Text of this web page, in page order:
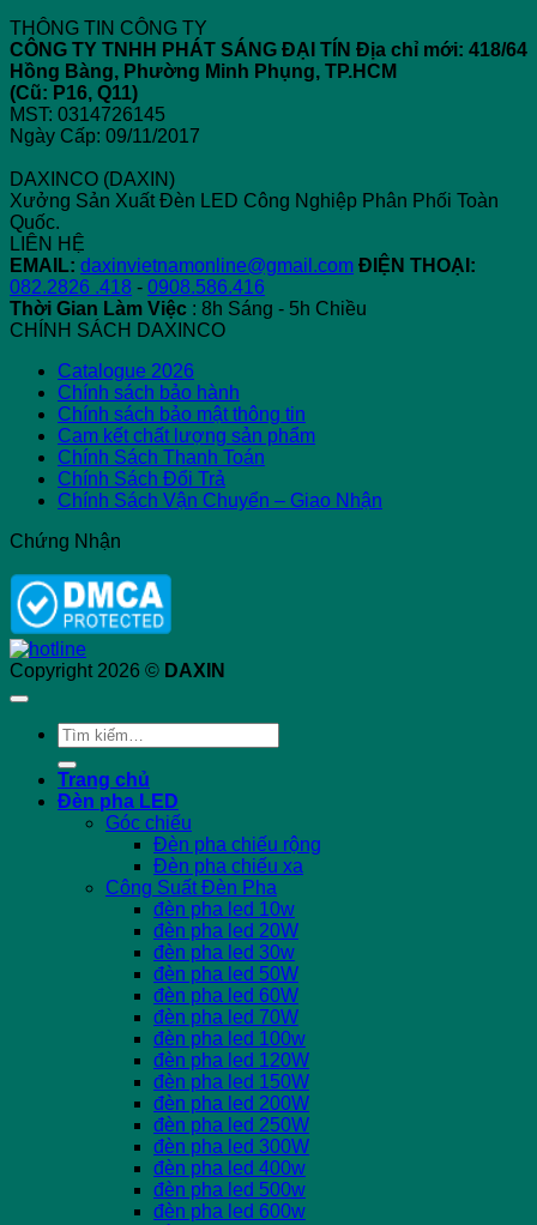
Chiếu
Sáng
Điện
Sử
Dụng
Pickleball
và
Triển
THÔNG TIN CÔNG TY
CÔNG TY TNHH PHÁT SÁNG ĐẠI TÍN Địa chỉ mới: 418/64
Hồng Bàng, Phường Minh Phụng, TP.HCM
(Cũ: P16, Q11)
MST: 0314726145
Ngày Cấp: 09/11/2017
DAXINCO (DAXIN)
Xưởng Sản Xuất Đèn LED Công Nghiệp Phân Phối Toàn
Quốc.
LIÊN HỆ
EMAIL: daxinvietnamonline@gmail.com ĐIỆN THOẠI:
082.2826 .418 - 0908.586.416
Thời Gian Làm Việc : 8h Sáng - 5h Chiều
CHÍNH SÁCH DAXINCO
Catalogue 2026
Chính sách bảo hành
Chính sách bảo mật thông tin
Cam kết chất lượng sản phẩm
Chính Sách Thanh Toán
Chính Sách Đổi Trả
Chính Sách Vận Chuyển – Giao Nhận
Chứng Nhận
Copyright 2026 © DAXIN
Tìm
kiếm:
Trang chủ
Đèn pha LED
Góc chiếu
Đèn pha chiếu rộng
Đèn pha chiếu xa
Công Suất Đèn Pha
đèn pha led 10w
đèn pha led 20W
đèn pha led 30w
đèn pha led 50W
đèn pha led 60W
đèn pha led 70W
đèn pha led 100w
đèn pha led 120W
đèn pha led 150W
đèn pha led 200W
đèn pha led 250W
đèn pha led 300W
đèn pha led 400w
đèn pha led 500w
đèn pha led 600w